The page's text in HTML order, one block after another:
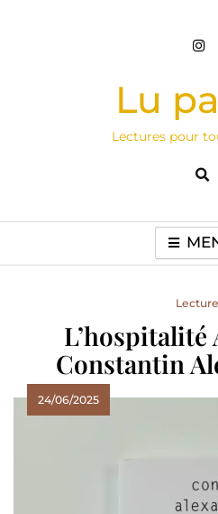
Lu
Lectures pour
L’hospitalité
Constantin
24/06/2025